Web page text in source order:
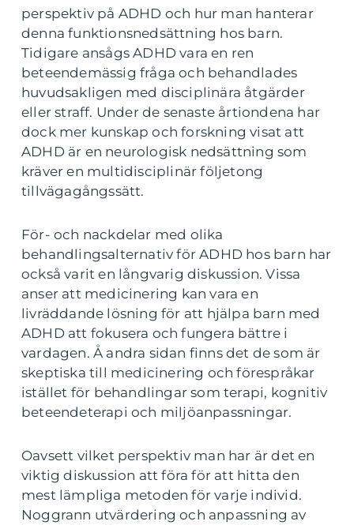
perspektiv på ADHD och hur man hanterar
denna funktionsnedsättning hos barn.
Tidigare ansågs ADHD vara en ren
beteendemässig fråga och behandlades
huvudsakligen med disciplinära åtgärder
eller straff. Under de senaste årtiondena har
dock mer kunskap och forskning visat att
ADHD är en neurologisk nedsättning som
kräver en multidisciplinär följetong
tillvägagångssätt.
För- och nackdelar med olika
behandlingsalternativ för ADHD hos barn har
också varit en långvarig diskussion. Vissa
anser att medicinering kan vara en
livräddande lösning för att hjälpa barn med
ADHD att fokusera och fungera bättre i
vardagen. Å andra sidan finns det de som är
skeptiska till medicinering och förespråkar
istället för behandlingar som terapi, kognitiv
beteendeterapi och miljöanpassningar.
Oavsett vilket perspektiv man har är det en
viktig diskussion att föra för att hitta den
mest lämpliga metoden för varje individ.
Noggrann utvärdering och anpassning av